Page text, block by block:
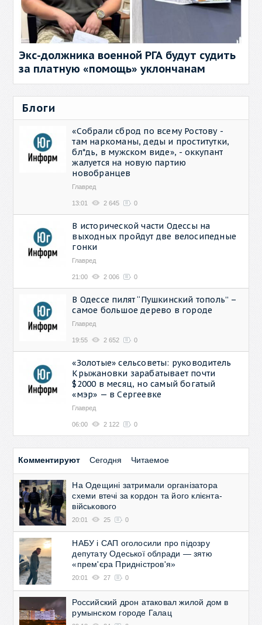
Экс-должника военной РГА будут судить
за платную «помощь» уклончанам
Блоги
«Собрали сброд по всему Ростову -
там наркоманы, деды и проститутки,
бл*дь, в мужском виде», - оккупант
жалуется на новую партию
новобранцев
Главред
13:01 2 645 0
В исторической части Одессы на
выходных пройдут две велосипедные
гонки
Главред
21:00 2 006 0
В Одессе пилят “Пушкинский тополь” –
самое большое дерево в городе
Главред
19:55 2 652 0
«Золотые» сельсоветы: руководитель
Крыжановки зарабатывает почти
$2000 в месяц, но самый богатый
«мэр» — в Сергеевке
Главред
06:00 2 122 0
Комментируют Сегодня Читаемое
На Одещині затримали організатора
схеми втечі за кордон та його клієнта-
військового
20:01 25 0
НАБУ і САП оголосили про підозру
депутату Одеської облради — зятю
«прем'єра Придністров'я»
20:01 27 0
Российский дрон атаковал жилой дом в
румынском городе Галац